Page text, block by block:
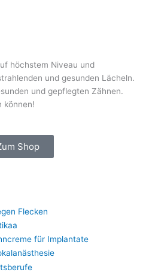
höchstem Niveau und
und gesunden Lächeln.
und gepflegten Zähnen.
können!
Shop